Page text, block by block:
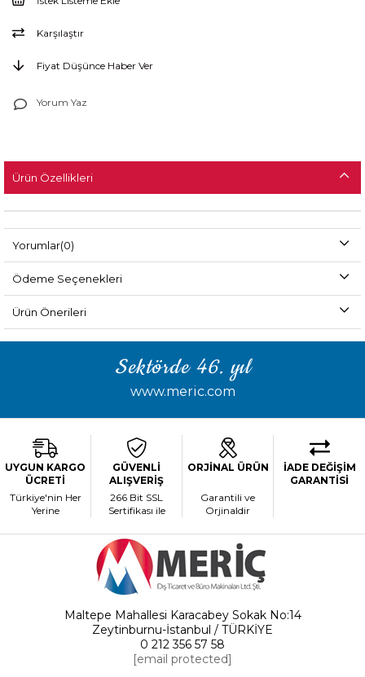
Karşılaştır
Fiyat Düşünce Haber Ver
Yorum Yaz
Ürün Özellikleri
Yorumlar(0)
Ödeme Seçenekleri
Ürün Önerileri
Sektörde 46. yıl
www.meric.com
UYGUN KARGO
ÜCRETİ
Türkiye'nin Her
Yerine
GÜVENLİ
ALIŞVERİŞ
266 Bit SSL
Sertifikası ile
ORJİNAL ÜRÜN
Garantili ve
Orjinaldir
İADE DEĞİŞİM
GARANTİSİ
Maltepe Mahallesi Karacabey Sokak No:14
Zeytinburnu-İstanbul / TÜRKİYE
0 212 356 57 58
[email protected]